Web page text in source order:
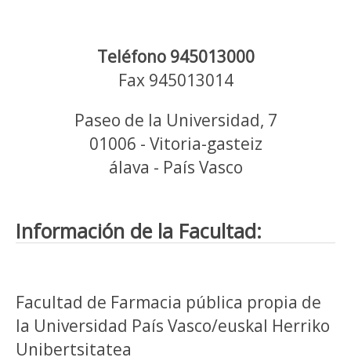
Teléfono 945013000
Fax 945013014
Paseo de la Universidad, 7
01006 - Vitoria-gasteiz
álava - País Vasco
Información de la Facultad:
Facultad de Farmacia pública propia de
la Universidad País Vasco/euskal Herriko
Unibertsitatea